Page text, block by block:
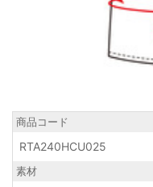
商品コード
RTA240HCU025
素材